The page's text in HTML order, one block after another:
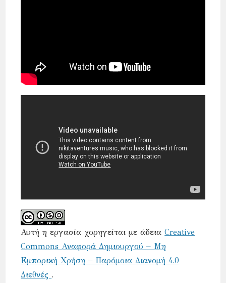
Αυτή η εργασία χορηγείται με άδειαCreative
Commons Αναφορά Δημιουργού – Μη
Εμπορική Χρήση – Παρόμοια Διανομή 4.0
Διεθνές .